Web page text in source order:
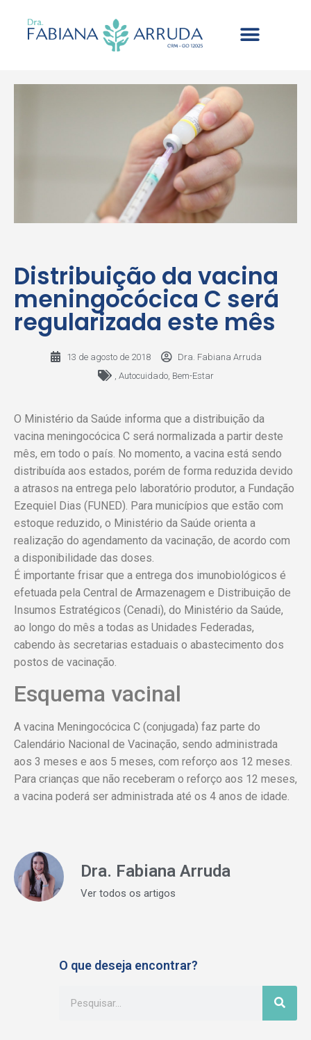
Distribuição da vacina
meningocócica C será
regularizada este mês
13 de agosto de 2018
Dra. Fabiana Arruda
Autocuidado, Bem-Estar
O Ministério da Saúde informa que a distribuição da
vacina meningocócica C será normalizada a partir deste
mês, em todo o país. No momento, a vacina está sendo
distribuída aos estados, porém de forma reduzida devido
a atrasos na entrega pelo laboratório produtor, a Fundação
Ezequiel Dias (FUNED). Para municípios que estão com
estoque reduzido, o Ministério da Saúde orienta a
realização do agendamento da vacinação, de acordo com
a disponibilidade das doses.
É importante frisar que a entrega dos imunobiológicos é
efetuada pela Central de Armazenagem e Distribuição de
Insumos Estratégicos (Cenadi), do Ministério da Saúde,
ao longo do mês a todas as Unidades Federadas,
cabendo às secretarias estaduais o abastecimento dos
postos de vacinação.
Esquema vacinal
A vacina Meningocócica C (conjugada) faz parte do
Calendário Nacional de Vacinação, sendo administrada
aos 3 meses e aos 5 meses, com reforço aos 12 meses.
Para crianças que não receberam o reforço aos 12 meses,
a vacina poderá ser administrada até os 4 anos de idade.
Dra. Fabiana Arruda
Ver todos os artigos
O que deseja encontrar?